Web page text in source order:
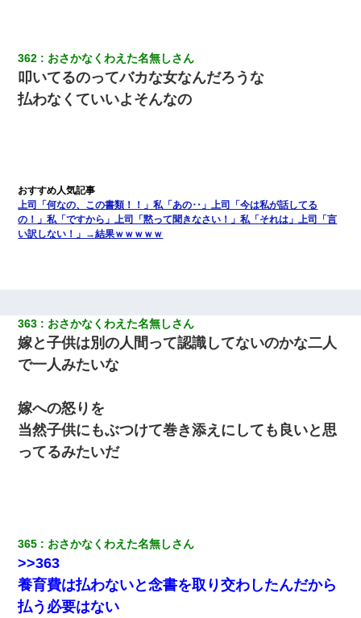
362 おさかなくわえた名無しさん
叩いてるのってバカな女なんだろうな
払わなくていいよそんなの
上司「何なの、この書類！！」私「あの‥」上司「今は私が話してる
の！」私「ですから」上司「黙って聞きなさい！」私「それは」上司「言
い訳しない！」→結果ｗｗｗｗｗ
363 おさかなくわえた名無しさん
嫁と子供は別の人間って認識してないのかな二人
で一人みたいな
嫁への怒りを
当然子供にもぶつけて巻き添えにしても良いと思
ってるみたいだ
365 おさかなくわえた名無しさん
>>363
養育費は払わないと念書を取り交わしたんだから
払う必要はない